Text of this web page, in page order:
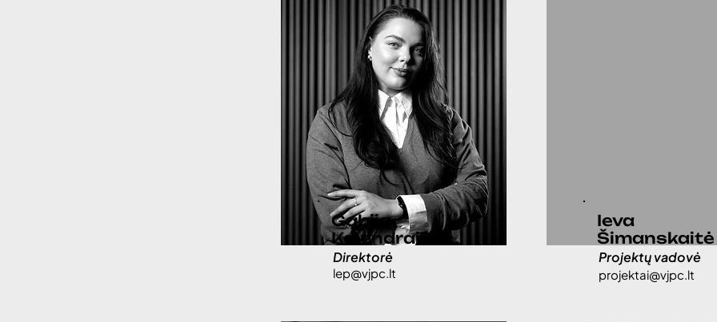
Gabija
Kalendraitė
Direktorė
lep@vjpc.lt
Ieva
Šimanskaitė
Projektų vadovė
projektai@vjpc.lt